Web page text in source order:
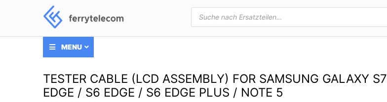
Products
search
MENU
TESTER CABLE (LCD ASSEMBLY) FOR SAMSUNG GALAXY S7
EDGE / S6 EDGE / S6 EDGE PLUS / NOTE 5